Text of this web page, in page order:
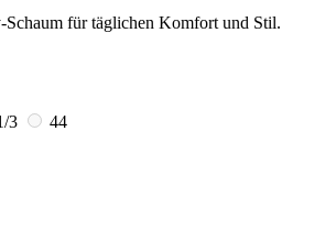
Schaum für täglichen Komfort und Stil.
3
44